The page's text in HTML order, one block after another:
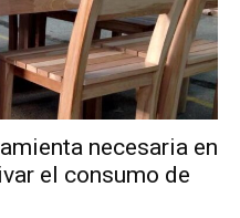
necesaria en
el consumo de